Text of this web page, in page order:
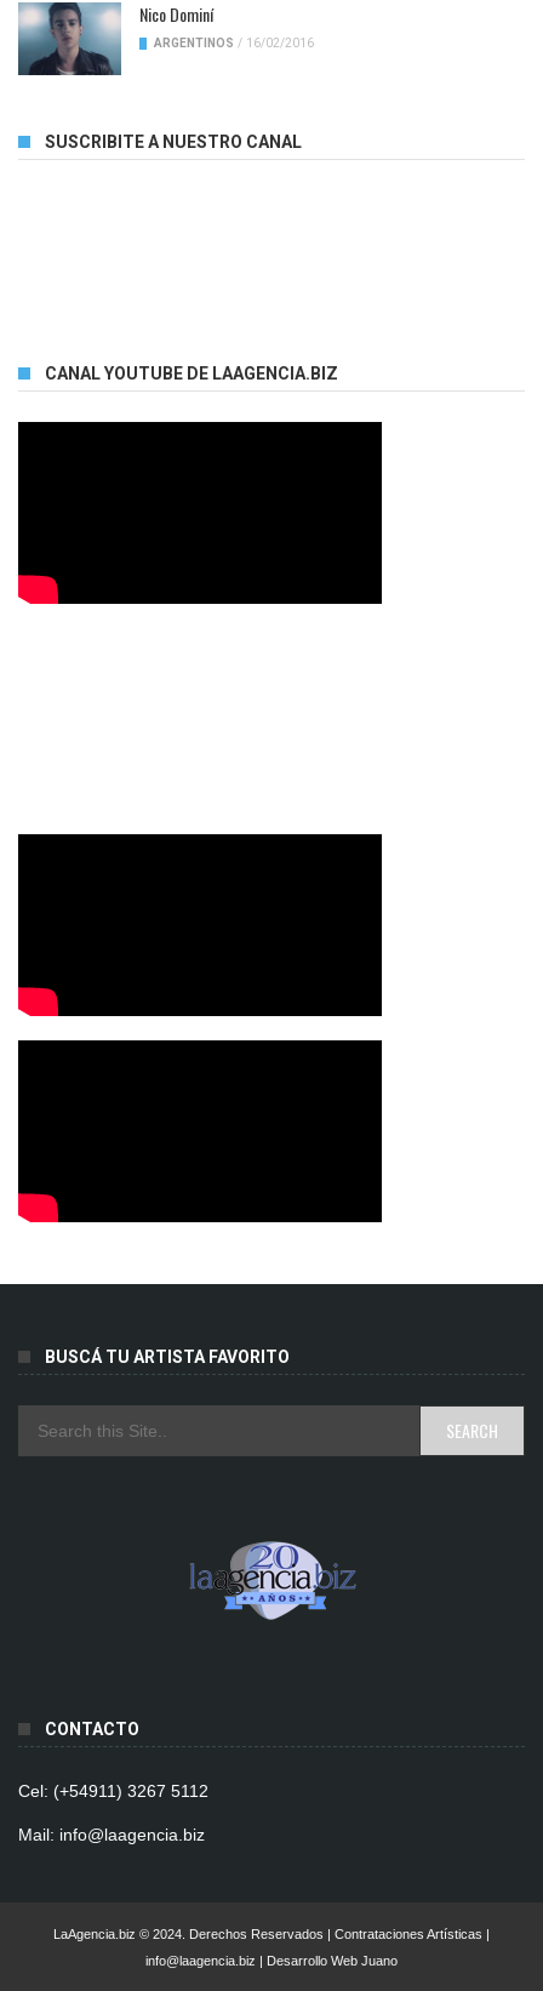
Nico Dominí
ARGENTINOS / 16/02/2016
SUSCRIBITE A NUESTRO CANAL
CANAL YOUTUBE DE LAAGENCIA.BIZ
BUSCÁ TU ARTISTA FAVORITO
CONTACTO
Cel: (+54911) 3267 5112
Mail: info@laagencia.biz
LaAgencia.biz © 2024. Derechos Reservados | Contrataciones Artísticas |
info@laagencia.biz | Desarrollo Web Juano